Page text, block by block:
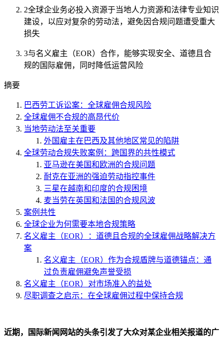
2全球企业务必投入资源于当地人力资源和法律专业知识
建设，以应对复杂的劳动法，避免因合规问题遭受重大
损失
3与名义雇主（EOR）合作，能够实现安全、道德且合
规的国际雇佣，同时降低运营风险
摘要
巴西劳工诉讼案：全球雇佣合规风险
全球雇佣不合规的高昂代价
当地劳动法至关重要
外国雇主在巴西及其他地区常见的陷阱
全球劳动合规失败案例：跨国界的共性模式
亚马逊在美国和欧洲的合规问题
耐克在亚洲的强迫劳动指控事件
三星在越南和印度的合规困境
麦当劳在英国和法国的合规风波
案例共性
全球企业为何需要本地合规策略
名义雇主（EOR）：道德且合规的全球雇佣战略解决方
案
名义雇主（EOR）作为合规盾牌与道德锚点：通
过负责雇佣避免声誉受损
名义雇主（EOR）对市场准入的益处
尽职调查之启示：在全球雇佣过程中保持合规
近期，国际新闻网站的头条引发了大众对某企业相关报道的广